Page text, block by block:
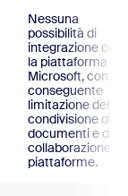
Nessuna
possibilità di
integrazione con
la piattaforma
Microsoft, con
conseguente
limitazione della
condivisione di
documenti e della
collaborazione
piattaforme.